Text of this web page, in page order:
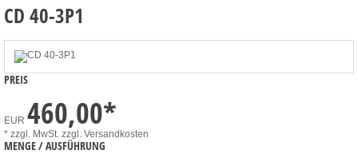
CD 40-3P1
PREIS
EUR 460,00*
* zzgl. MwSt. zzgl. Versandkosten
MENGE / AUSFÜHRUNG